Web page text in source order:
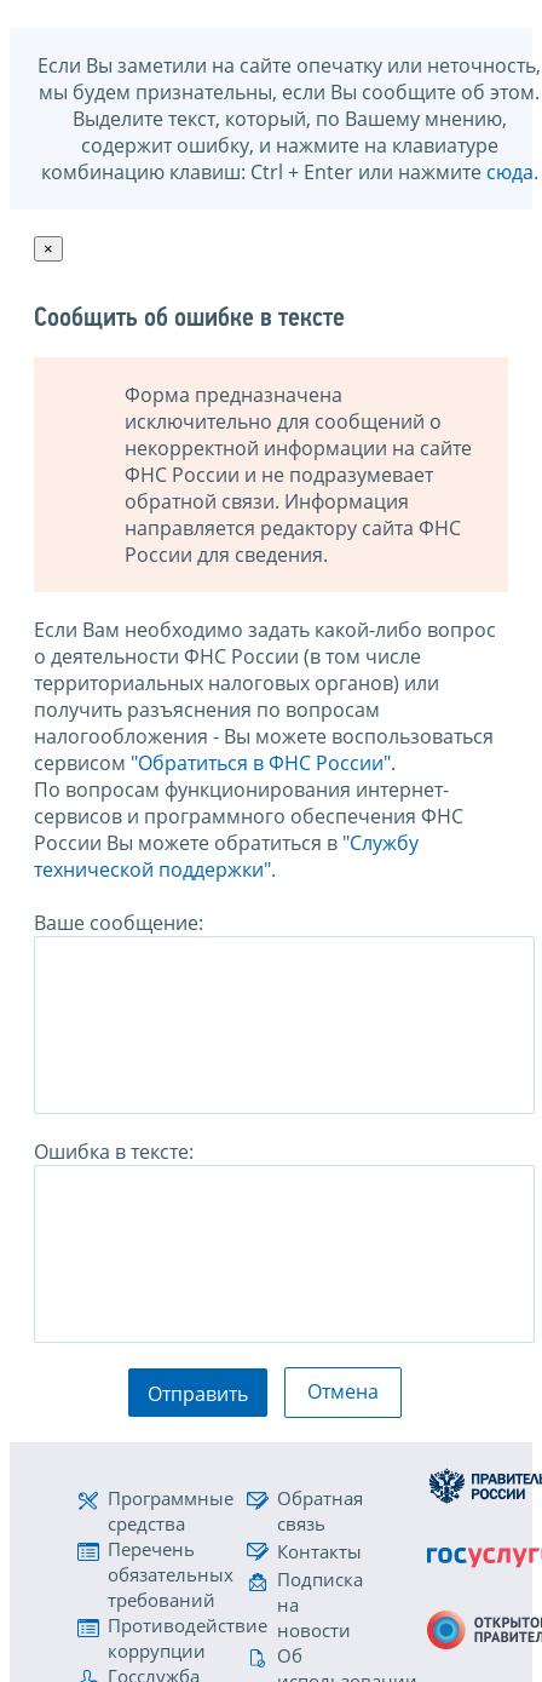
Если Вы заметили на сайте опечатку или неточность,
мы будем признательны, если Вы сообщите об этом.
Выделите текст, который, по Вашему мнению,
содержит ошибку, и нажмите на клавиатуре
комбинацию клавиш: Ctrl + Enter или нажмите сюда.
×
Сообщить об ошибке в тексте
Форма предназначена
исключительно для сообщений о
некорректной информации на сайте
ФНС России и не подразумевает
обратной связи. Информация
направляется редактору сайта ФНС
России для сведения.
Если Вам необходимо задать какой-либо вопрос
о деятельности ФНС России (в том числе
территориальных налоговых органов) или
получить разъяснения по вопросам
налогообложения - Вы можете воспользоваться
сервисом "Обратиться в ФНС России".
По вопросам функционирования интернет-
сервисов и программного обеспечения ФНС
России Вы можете обратиться в "Службу
технической поддержки".
Ваше сообщение:
Ошибка в тексте:
Отправить Отмена
Программные
средства
Перечень
обязательных
требований
Противодействие
коррупции
Госслужба
Обратная
связь
Контакты
Подписка
на
новости
Об